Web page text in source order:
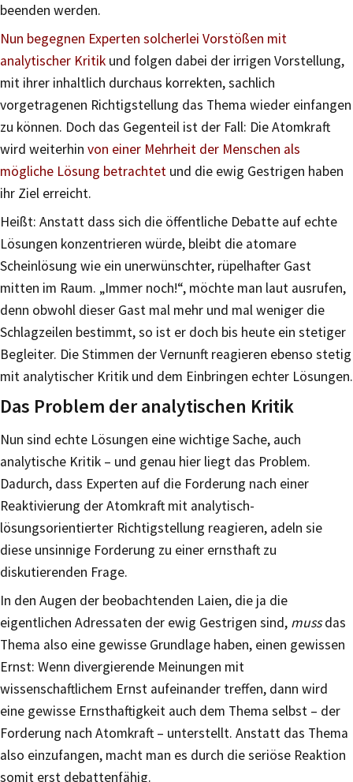
beenden werden.
Nun begegnen Experten solcherlei Vorstößen mit
analytischer Kritik und folgen dabei der irrigen Vorstellung,
mit ihrer inhaltlich durchaus korrekten, sachlich
vorgetragenen Richtigstellung das Thema wieder einfangen
zu können. Doch das Gegenteil ist der Fall: Die Atomkraft
wird weiterhin von einer Mehrheit der Menschen als
mögliche Lösung betrachtet und die ewig Gestrigen haben
ihr Ziel erreicht.
Heißt: Anstatt dass sich die öffentliche Debatte auf echte
Lösungen konzentrieren würde, bleibt die atomare
Scheinlösung wie ein unerwünschter, rüpelhafter Gast
mitten im Raum. „Immer noch!“, möchte man laut ausrufen,
denn obwohl dieser Gast mal mehr und mal weniger die
Schlagzeilen bestimmt, so ist er doch bis heute ein stetiger
Begleiter. Die Stimmen der Vernunft reagieren ebenso stetig
mit analytischer Kritik und dem Einbringen echter Lösungen.
Das Problem der analytischen Kritik
Nun sind echte Lösungen eine wichtige Sache, auch
analytische Kritik – und genau hier liegt das Problem.
Dadurch, dass Experten auf die Forderung nach einer
Reaktivierung der Atomkraft mit analytisch-
lösungsorientierter Richtigstellung reagieren, adeln sie
diese unsinnige Forderung zu einer ernsthaft zu
diskutierenden Frage.
In den Augen der beobachtenden Laien, die ja die
eigentlichen Adressaten der ewig Gestrigen sind, mussdas
Thema also eine gewisse Grundlage haben, einen gewissen
Ernst: Wenn divergierende Meinungen mit
wissenschaftlichem Ernst aufeinander treffen, dann wird
eine gewisse Ernsthaftigkeit auch dem Thema selbst – der
Forderung nach Atomkraft – unterstellt. Anstatt das Thema
also einzufangen, macht man es durch die seriöse Reaktion
somit erst debattenfähig.